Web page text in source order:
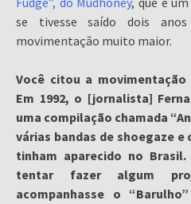
se tivesse saído dois
movimentação muito maior.
Você citou a
Em 1992, o [jornalista]
uma compilação chamada
várias bandas de shoegaze
tinham aparecido no
tentar fazer algum
acompanhasse o